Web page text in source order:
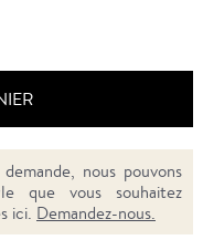
nous pouvons
que vous souhaitez
ici. Demandez-nous.